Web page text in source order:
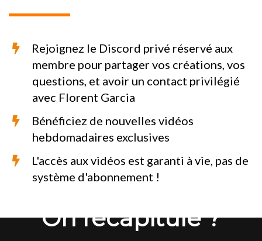
Rejoignez le Discord privé réservé aux
membre pour partager vos créations, vos
questions, et avoir un contact privilégié
avec Florent Garcia
Bénéficiez de nouvelles vidéos
hebdomadaires exclusives
​L'accès aux vidéos est garanti à vie, pas de
système d'abonnement !
On récapitule ?